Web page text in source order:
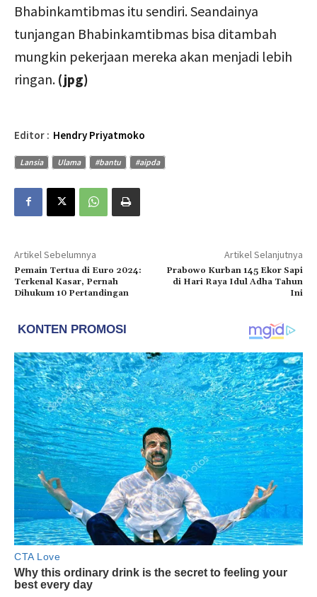
Bhabinkamtibmas itu sendiri. Seandainya
tunjangan Bhabinkamtibmas bisa ditambah
mungkin pekerjaan mereka akan menjadi lebih
ringan. (jpg)
Editor : Hendry Priyatmoko
Lansia Ulama #bantu #aipda
Artikel Sebelumnya
Pemain Tertua di Euro 2024:
Terkenal Kasar, Pernah
Dihukum 10 Pertandingan
Artikel Selanjutnya
Prabowo Kurban 145 Ekor Sapi
di Hari Raya Idul Adha Tahun
Ini